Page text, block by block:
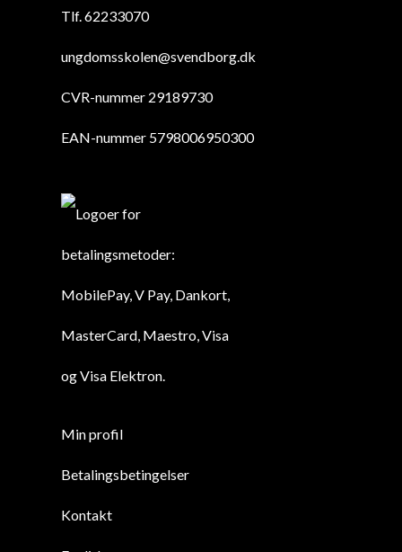
Tlf. 62233070
ungdomsskolen@svendborg.dk
CVR-nummer 29189730
EAN-nummer 5798006950300
Min profil
Betalingsbetingelser
Kontakt